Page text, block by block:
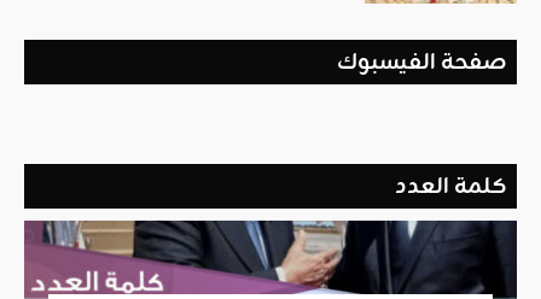
صفحة الفيسبوك
كلمة العدد